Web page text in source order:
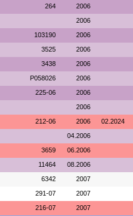
264 2006
2006
103190 2006
3525 2006
3438 2006
P058026 2006
225-06 2006
2006
212-06 2006 02.2024
04.2006
3659 06.2006
11464 08.2006
6342 2007
291-07 2007
216-07 2007